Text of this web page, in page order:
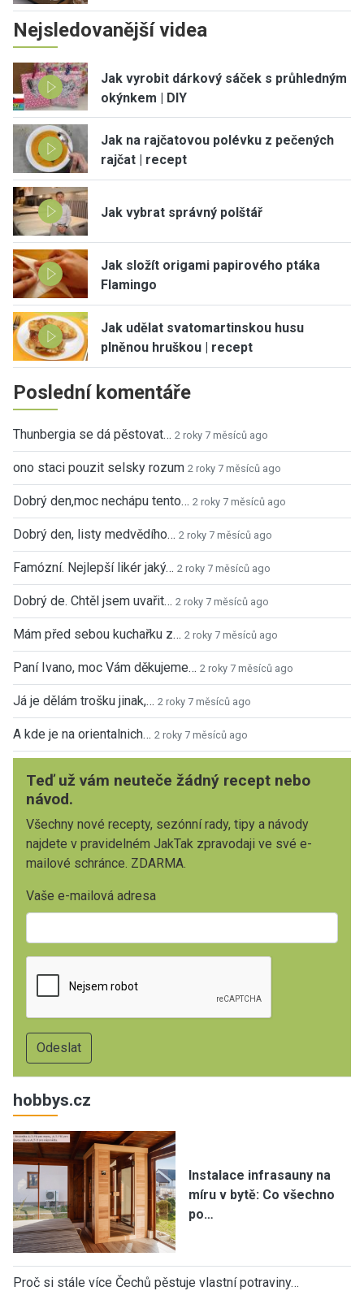
Nejsledovanější videa
Jak vyrobit dárkový sáček s průhledným
okýnkem | DIY
Jak na rajčatovou polévku z pečených
rajčat | recept
Jak vybrat správný polštář
Jak složít origami papirového ptáka
Flamingo
Jak udělat svatomartinskou husu
plněnou hruškou | recept
Poslední komentáře
Thunbergia se dá pěstovat… 2 roky 7 měsíců ago
ono staci pouzit selsky rozum 2 roky 7 měsíců ago
Dobrý den,moc nechápu tento… 2 roky 7 měsíců ago
Dobrý den, listy medvědího… 2 roky 7 měsíců ago
Famózní. Nejlepší likér jaký… 2 roky 7 měsíců ago
Dobrý de. Chtěl jsem uvařit… 2 roky 7 měsíců ago
Mám před sebou kuchařku z… 2 roky 7 měsíců ago
Paní Ivano, moc Vám děkujeme… 2 roky 7 měsíců ago
Já je dělám trošku jinak,… 2 roky 7 měsíců ago
A kde je na orientalnich… 2 roky 7 měsíců ago
Teď už vám neuteče žádný recept nebo
návod.
Všechny nové recepty, sezónní rady, tipy a návody
najdete v pravidelném JakTak zpravodaji ve své e-
mailové schránce. ZDARMA.
Vaše e-mailová adresa
hobbys.cz
Instalace infrasauny na
míru v bytě: Co všechno
po…
Proč si stále více Čechů pěstuje vlastní potraviny…